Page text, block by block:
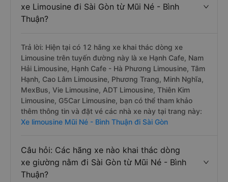
xe Limousine đi Sài Gòn từ Mũi Né - Bình
Thuận?
Trả lời: Hiện tại có 12 hãng xe khai thác dòng xe
Limousine trên tuyến đường này là xe Hạnh Cafe, Nam
Hải Limousine, Hạnh Cafe - Hà Phương Limousine, Tâm
Hạnh, Cao Lâm Limousine, Phương Trang, Minh Nghĩa,
MexBus, Vie Limousine, ADT Limousine, Thiên Kim
Limousine, G5Car Limousine, bạn có thể tham khảo
thêm thông tin và đặt vé các nhà xe này tại trang này:
Xe limousine Mũi Né - Bình Thuận đi Sài Gòn
Câu hỏi: Các hãng xe nào khai thác dòng
xe giường nằm đi Sài Gòn từ Mũi Né - Bình
Thuận?